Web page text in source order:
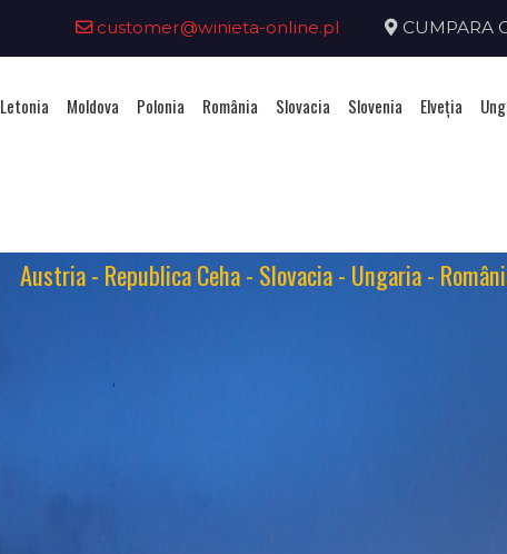
customer@winieta-online.pl CUMPARA
Letonia Moldova Polonia România Slovacia Slovenia Elveţia
Austria - Republica Ceha - Slovacia - Ungaria -